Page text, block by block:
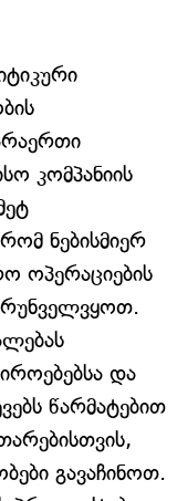
კომპანიის
ნებისმიერ
ოპერაციების
და
წარმატებით
გავაჩინოთ.